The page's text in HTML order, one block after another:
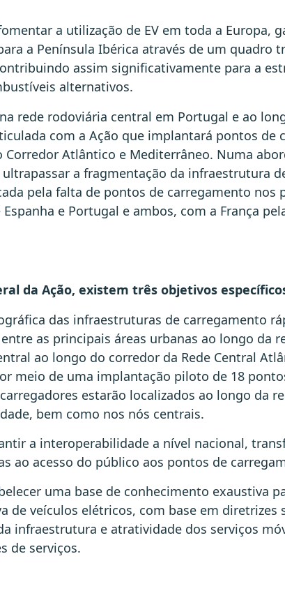
a utilização de EV em toda a Europa,
a Península Ibérica através de um quadro
assim significativamente para a
alternativos.
rede rodoviária central em Portugal e ao
com a Ação que implantará pontos de
Corredor Atlântico e Mediterrâneo. Numa
a fragmentação da infraestrutura
pela falta de pontos de carregamento nos
e Portugal e ambos, com a França
da Ação, existem três objetivos
das infraestruturas de carregamento
as principais áreas urbanas ao longo da
ao longo do corredor da Rede Central
meio de uma implantação piloto de 18
estarão localizados ao longo da
bem como nos nós centrais.
a interoperabilidade a nível nacional,
ao acesso do público aos pontos de
uma base de conhecimento exaustiva
de veículos elétricos, com base em diretrizes
infraestrutura e atratividade dos serviços
de serviços.